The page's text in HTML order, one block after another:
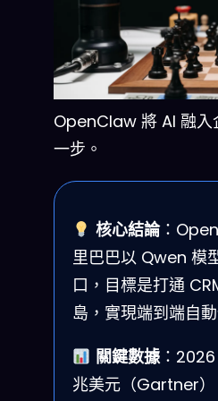
OpenClaw 將 AI 融入
一步。
核心結論：
里巴巴以 Qwen 模
口，目標是打通
島，實現端到端自動
關鍵數據：2026
兆美元（Gartner